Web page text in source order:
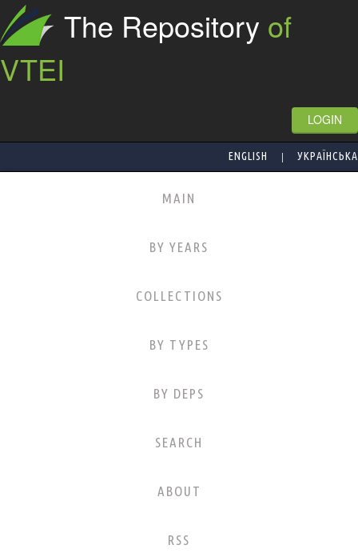
The Repository of
VTEI
LOGIN
ENGLISH | УКРАЇНСЬКА
MAIN
BY YEARS
COLLECTIONS
BY TYPES
BY DEPS
SEARCH
ABOUT
RSS